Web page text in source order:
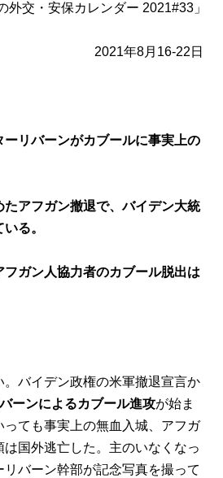
外交・安保カレンダー 2021#33」
2021年8月16-22日
ーリバーンがカブールに事実上の
たアフガン撤退で、バイデン大統
る。
フガン人協力者のカブール脱出は
。バイデン政権の米軍撤退宣言か
ーンによるカブール進攻が始ま
っても事実上の無血入城、アフガ
国外逃亡した。主のいなくなっ
バーン幹部が記念写真を撮って